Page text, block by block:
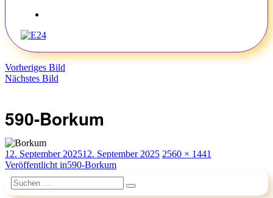
Vorheriges Bild
Nächstes Bild
590-Borkum
Veröffentlicht
am
12. September 202512. September 2025 Originalgröße
2560 × 1441
Beitragsnavigation
Veröffentlicht in590-Borkum
Suchen
nach:
Suchen